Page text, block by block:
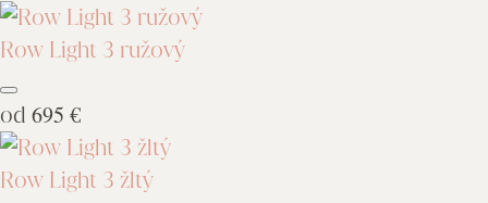
Row Light 3 ružový
od 695 €
Row Light 3 žltý